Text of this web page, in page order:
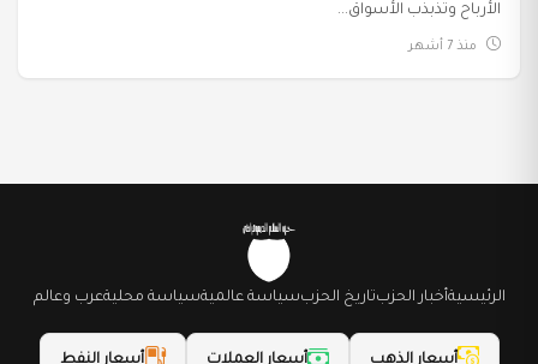
الأرباح وتذبذب الأسواق...
منذ 7 أشهر
الرئيسيةأخبار الحزبتاريخ الحزبسياسة عالميةسياسة محليةعرب وعالم